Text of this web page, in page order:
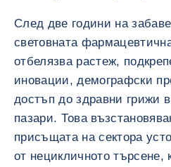
След две години на
световната
отбелязва растеж,
иновации, демографски
достъп до здравни грижи
пазари. Това
присъщата на сектора
от нецикличното търсене,